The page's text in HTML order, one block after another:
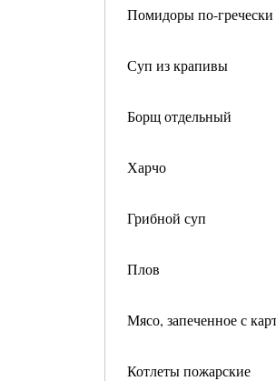
Помидоры по-гречески
Суп из крапивы
Борщ отдельный
Харчо
Грибной суп
Плов
Мясо, запеченное с
Котлеты пожарские